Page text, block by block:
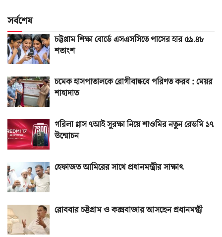
সর্বশেষ
চট্টগ্রাম শিক্ষা বোর্ডে এসএসসিতে পাসের হার ৫৯.৪৮
শতাংশ
চমেক হাসপাতালকে রোগীবান্ধবে পরিণত করব : মেয়র
শাহাদাত
গরিলা গ্লাস ৭আই সুরক্ষা নিয়ে শাওমির নতুন রেডমি ১৭
উন্মোচন
হেফাজত আমিরের সাথে প্রধানমন্ত্রীর সাক্ষাৎ
রোববার চট্টগ্রাম ও কক্সবাজার আসছেন প্রধানমন্ত্রী